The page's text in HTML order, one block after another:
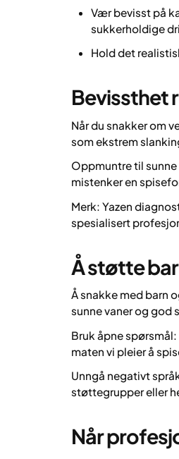
Vær bevisst på
sukkerholdige
Hold det
Bevissthet
Når du snakker om
som ekstrem
Oppmuntre til
mistenker en
Merk: Yazen
spesialisert
Å støtte
Å snakke med barn
sunne vaner og god
Bruk åpne
maten vi pleier å
Unngå negativt
støttegrupper eller
Når